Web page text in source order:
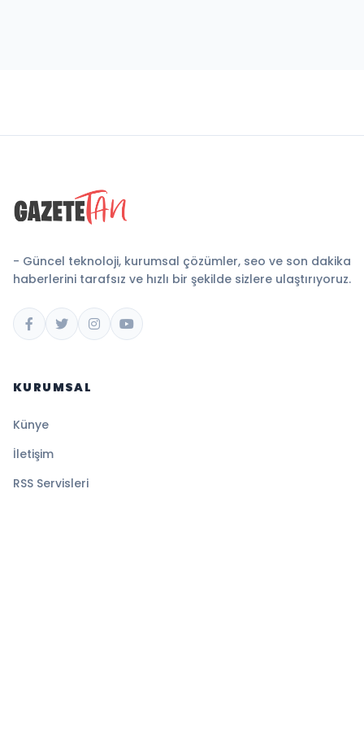
- Güncel teknoloji, kurumsal çözümler, seo ve son dakika
haberlerini tarafsız ve hızlı bir şekilde sizlere ulaştırıyoruz.
KURUMSAL
Künye
İletişim
RSS Servisleri